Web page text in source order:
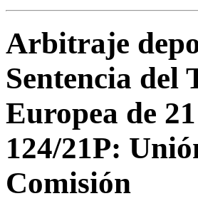
Arbitraje
Sentencia del
Europea de
124/21P:
Comisión